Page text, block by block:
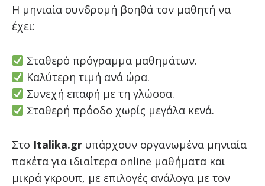
Η μηνιαία συνδρομή βοηθά τον μαθητή να
έχει:
Σταθερό πρόγραμμα μαθημάτων.
Καλύτερη τιμή ανά ώρα.
Συνεχή επαφή με τη γλώσσα.
Σταθερή πρόοδο χωρίς μεγάλα κενά.
Στο Italika.grυπάρχουν οργανωμένα μηνιαία
πακέτα για ιδιαίτερα online μαθήματα και
μικρά γκρουπ, με επιλογές ανάλογα με τον